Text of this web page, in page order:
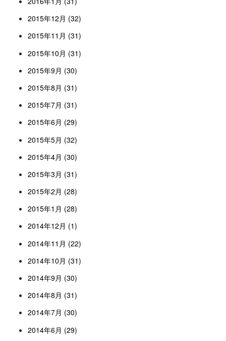
2015年12月 (32)
2015年11月 (31)
2015年10月 (31)
2015年9月 (30)
2015年8月 (31)
2015年7月 (31)
2015年6月 (29)
2015年5月 (32)
2015年4月 (30)
2015年3月 (31)
2015年2月 (28)
2015年1月 (28)
2014年12月 (1)
2014年11月 (22)
2014年10月 (31)
2014年9月 (30)
2014年8月 (31)
2014年7月 (30)
2014年6月 (29)